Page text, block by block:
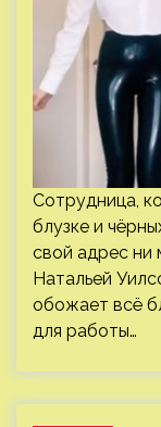
Сотрудница,
блузке и
свой адрес ни
Натальей
обожает всё
для работы…